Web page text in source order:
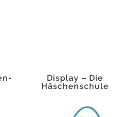
Display – Die
Häschenschule